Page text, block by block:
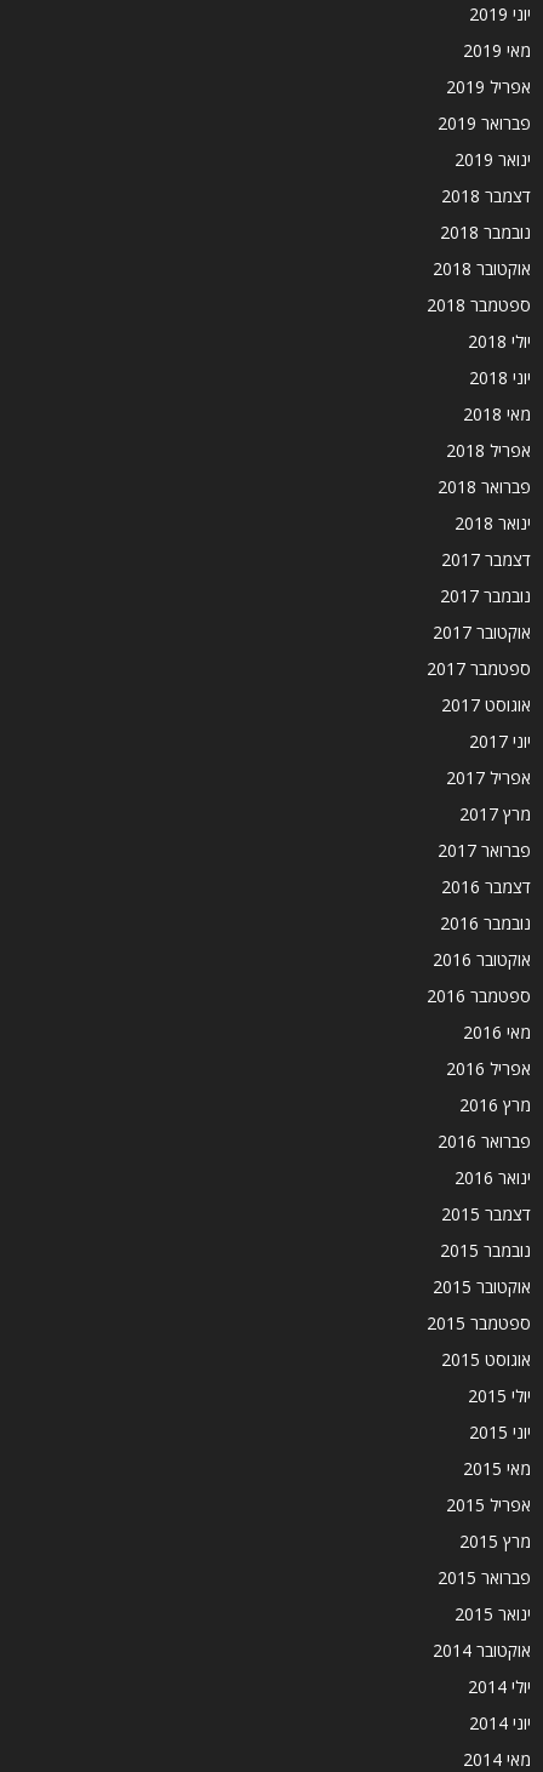
יוני 2019
מאי 2019
אפריל 2019
פברואר 2019
ינואר 2019
דצמבר 2018
נובמבר 2018
אוקטובר 2018
ספטמבר 2018
יולי 2018
יוני 2018
מאי 2018
אפריל 2018
פברואר 2018
ינואר 2018
דצמבר 2017
נובמבר 2017
אוקטובר 2017
ספטמבר 2017
אוגוסט 2017
יוני 2017
אפריל 2017
מרץ 2017
פברואר 2017
דצמבר 2016
נובמבר 2016
אוקטובר 2016
ספטמבר 2016
מאי 2016
אפריל 2016
מרץ 2016
פברואר 2016
ינואר 2016
דצמבר 2015
נובמבר 2015
אוקטובר 2015
ספטמבר 2015
אוגוסט 2015
יולי 2015
יוני 2015
מאי 2015
אפריל 2015
מרץ 2015
פברואר 2015
ינואר 2015
אוקטובר 2014
יולי 2014
יוני 2014
מאי 2014